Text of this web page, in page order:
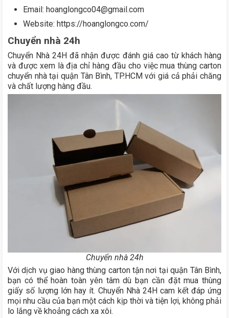
Email: hoanglongco04@gmail.com
Website: https://hoanglongco.com/
Chuyển nhà 24h
Chuyển Nhà 24H đã nhận được đánh giá cao từ khách hàng
và được xem là địa chỉ hàng đầu cho việc mua thùng carton
chuyển nhà tại quận Tân Bình, TP.HCM với giá cả phải chăng
và chất lượng hàng đầu.
Chuyển nhà 24h
Với dịch vụ giao hàng thùng carton tận nơi tại quận Tân Bình,
bạn có thể hoàn toàn yên tâm dù bạn cần đặt mua thùng
giấy số lượng lớn hay ít. Chuyển Nhà 24H cam kết đáp ứng
mọi nhu cầu của bạn một cách kịp thời và tiện lợi, không phải
lo lắng về khoảng cách xa xôi.